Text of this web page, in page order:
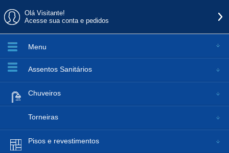
Olá Visitante!
Acesse sua conta e pedidos
Menu
Assentos Sanitários
Chuveiros
Torneiras
Pisos e revestimentos